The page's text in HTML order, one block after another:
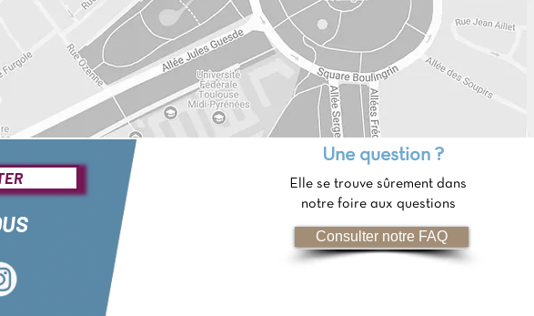
Une question ?
Elle se trouve sûrement dans
notre foire aux questions
Consulter notre FAQ